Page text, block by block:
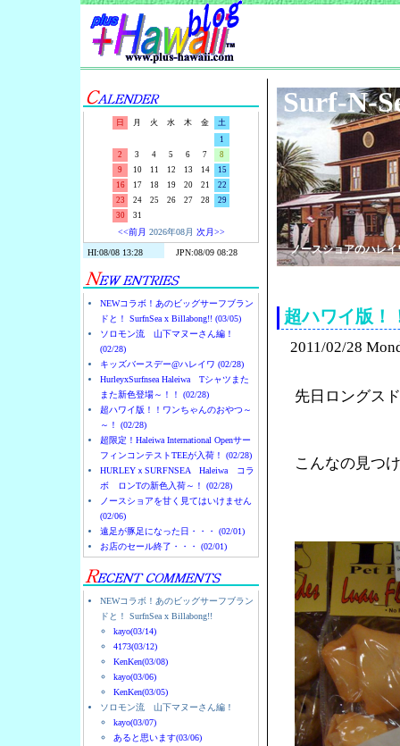
日 月 火 水 木 金
土
1
2
3 4 5 6 7
8
9
10 11 12 13 14
15
16
17 18 19 20 21
22
23
24 25 26 27 28
29
30
31
<<前月 2026年08月 次月>>
NEWコラボ！あのビッグサーフブラン
ドと！ SurfnSea x Billabong!! (03/05)
ソロモン流 山下マヌーさん編！
(02/28)
キッズバースデー@ハレイワ (02/28)
HurleyxSurfnsea Haleiwa Tシャツまた
また新色登場～！！ (02/28)
超ハワイ版！！ワンちゃんのおやつ～
～！ (02/28)
超限定！Haleiwa International Openサー
フィンコンテストTEEが入荷！ (02/28)
HURLEYｘSURFNSEA Haleiwa コラ
ボ ロンTの新色入荷～！ (02/28)
ノースショアを甘く見てはいけません
(02/06)
遠足が豚足になった日・・・ (02/01)
お店のセール終了・・・ (02/01)
NEWコラボ！あのビッグサーフブラン
ドと！ SurfnSea x Billabong!!
kayo(03/14)
4173(03/12)
KenKen(03/08)
kayo(03/06)
KenKen(03/05)
ソロモン流 山下マヌーさん編！
kayo(03/07)
あると思います(03/06)
Surf-N-
ノースショアのハレ
超ハワイ版！
2011/02/28
先日ロングス
こんなの見つ